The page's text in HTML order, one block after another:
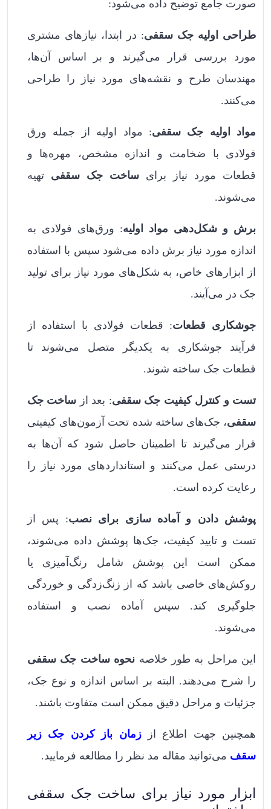
صورت جامع توضیح داده می‌شود:
طراحی اولیه جک سقفی: در ابتدا، نیاز‌های مشتری
مورد بررسی قرار می‌گیرند و بر اساس آن‌ها،
مهندسان طرح و نقشه‌های مورد نیاز را طراحی
می‌کنند.
مواد اولیه جک سقفی: مواد اولیه از جمله ورق
فولادی با ضخامت و اندازه مشخص، مهره‌ها و
قطعات مورد نیاز برای ساخت جک سقفی تهیه
می‌شوند.
برش و شکل‌دهی مواد اولیه: ورق‌های فولادی به
اندازه مورد نیاز برش داده می‌شود سپس با استفاده
از ابزارهای خاص، به شکل‌های مورد نیاز برای تولید
جک در می‌آیند.
جوشکاری قطعات: قطعات فولادی با استفاده از
فرآیند جوشکاری به یکدیگر متصل می‌شوند تا
قطعات جک ساخته شوند.
تست و کنترل کیفیت جک سقفی: بعد از ساخت جک
سقفی، جک‌های ساخته شده تحت آزمون‌های کیفیتی
قرار می‌گیرند تا اطمینان حاصل شود که آن‌ها به
درستی عمل می‌کنند و استانداردهای مورد نیاز را
رعایت کرده است.
پوشش دادن و آماده سازی برای نصب: پس از
تست و تایید کیفیت، جک‌ها پوشش داده می‌شوند،
ممکن است این پوشش شامل رنگ‌آمیزی یا
روکش‌های خاصی باشد که از زنگ‌زدگی و خوردگی
جلوگیری کند. سپس آماده نصب و استفاده
می‌شوند.
این مراحل به طور خلاصه نحوه ساخت جک سقفی
را شرح می‌دهند. البته بر اساس اندازه و نوع جک،
جزئیات و مراحل دقیق ممکن است متفاوت باشند.
همچنین جهت اطلاع اززمان باز كردن جک زير
سقف می‌توانید مقاله مد نظر را مطالعه فرمایید.
ابزار مورد نیاز برای ساخت جک سقفی